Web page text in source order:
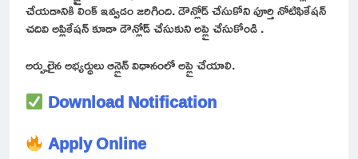
చేయడానికి లింక్ ఇవ్వడం జరిగింది. డౌన్లోడ్ చేసుకోని పూర్తి నోటిఫికేషన్
చదివి అప్లికేషన్ కూడా డౌన్లోడ్ చేసుకుని అప్లై చేసుకోండి .
అర్హులైన అభ్యర్థులు ఆన్లైన్ విధానంలో అప్లై చేయాలి.
Download Notification
Apply Online